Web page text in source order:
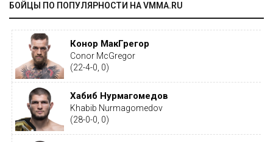
БОЙЦЫ ПО ПОПУЛЯРНОСТИ НА VMMA.RU
Конор МакГрегор
Conor McGregor
(22-4-0, 0)
Хабиб Нурмагомедов
Khabib Nurmagomedov
(28-0-0, 0)